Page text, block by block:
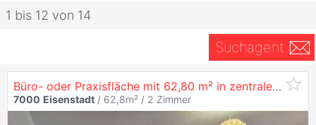
1 bis 12 von 14
Suchagent
Büro- oder Praxisfläche mit 62,80 m² in zentraler Lage von
7000 Eisenstadt / 62,8m² / 2 Zimmer